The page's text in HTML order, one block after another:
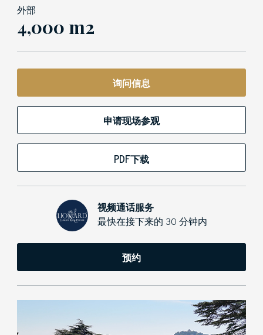
外部
4,000 m2
询问信息
申请现场参观
PDF下载
视频通话服务
最快在接下来的 30 分钟内
预约